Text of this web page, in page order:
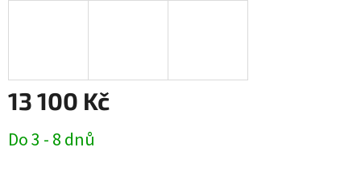
13 100 Kč
cena:
Do 3 - 8 dnů